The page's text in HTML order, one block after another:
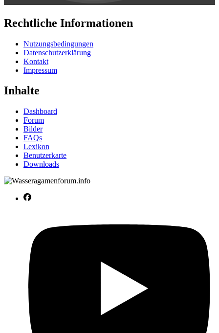
Rechtliche Informationen
Nutzungsbedingungen
Datenschutzerklärung
Kontakt
Impressum
Inhalte
Dashboard
Forum
Bilder
FAQs
Lexikon
Benutzerkarte
Downloads